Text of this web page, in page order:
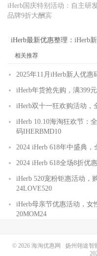
iHerb国庆特别活动：自主研
品牌9折大酬宾
iHerb最新优惠整理： iHerb
相关推荐
2025年11月iHerb新人优
iHerb年货抢先购，满399
iHerb双十一狂欢购活动，
iHerb 10.10海淘狂欢节：
码IHERBMD10
2024 iHerb 618年中盛典
2024 iHerb 618全场8折优
iHerb 520宠粉钜惠活动，
24LOVE520
iHerb母亲节优惠活动，女
20MOM24
© 2026 海淘优惠网 扬州翎途智